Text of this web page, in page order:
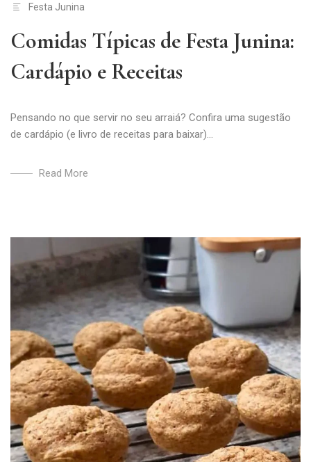
Festa Junina
Comidas Típicas de Festa Junina:
Cardápio e Receitas
Pensando no que servir no seu arraiá? Confira uma sugestão
de cardápio (e livro de receitas para baixar)...
Read More